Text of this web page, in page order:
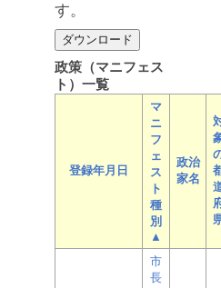
す。
政策（マニフェス
ト）一覧
登録年月日
マ
ニ
フ
ェ
ス
ト
種
別
▲
政治
家名
市
長